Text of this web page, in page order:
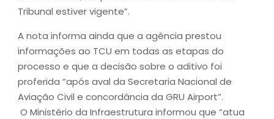
Tribunal estiver vigente”.
A nota informa ainda que a agência prestou
informações ao TCU em todas as etapas do
processo e que a decisão sobre o aditivo foi
proferida “após aval da Secretaria Nacional de
Aviação Civil e concordância da GRU Airport”.
O Ministério da Infraestrutura informou que “atua